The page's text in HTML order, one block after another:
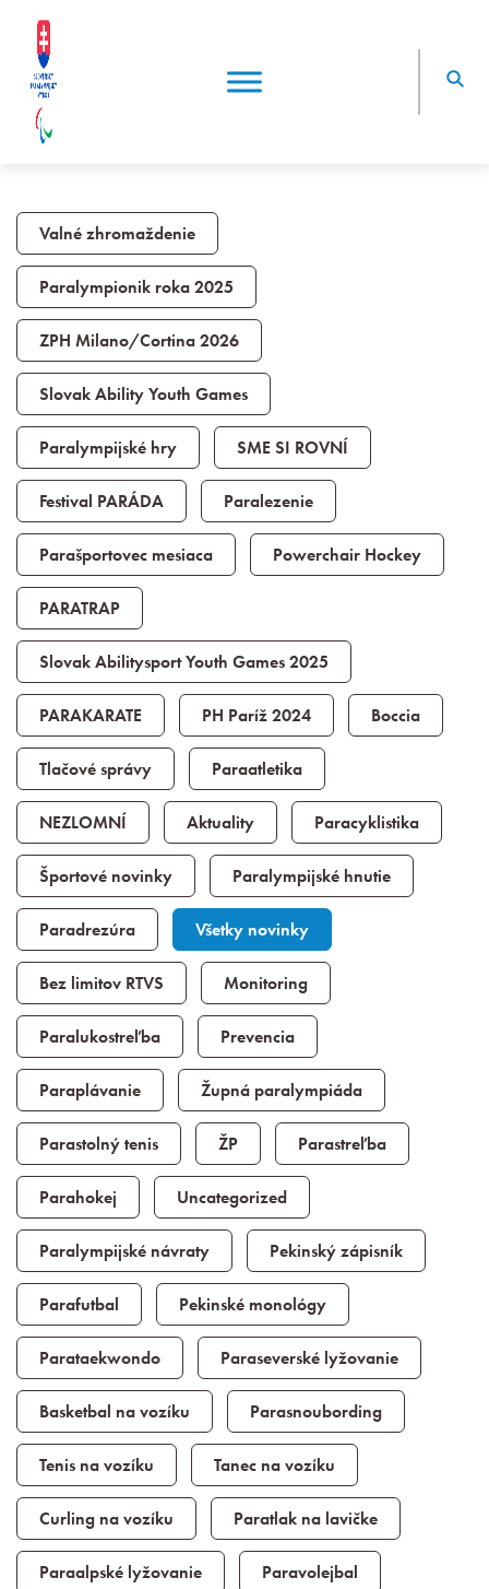
Valné zhromaždenie
Paralympionik roka 2025
ZPH Milano/Cortina 2026
Slovak Ability Youth Games
Paralympijské hry SME SI ROVNÍ
Festival PARÁDA Paralezenie
Parašportovec mesiaca Powerchair Hockey
PARATRAP
Slovak Abilitysport Youth Games 2025
PARAKARATE PH Paríž 2024 Boccia
Tlačové správy Paraatletika
NEZLOMNÍ Aktuality Paracyklistika
Športové novinky Paralympijské hnutie
Paradrezúra Všetky novinky
Bez limitov RTVS Monitoring
Paralukostreľba Prevencia
Paraplávanie Župná paralympiáda
Parastolný tenis ŽP Parastreľba
Parahokej Uncategorized
Paralympijské návraty Pekinský zápisník
Parafutbal Pekinské monológy
Parataekwondo Paraseverské lyžovanie
Basketbal na vozíku Parasnoubording
Tenis na vozíku Tanec na vozíku
Curling na vozíku Paratlak na lavičke
Paraalpské lyžovanie Paravolejbal